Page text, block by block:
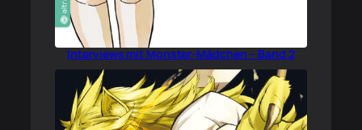
Interviews mit Monster-Mädchen – Band 2